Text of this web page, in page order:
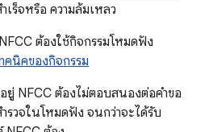
ร็จหรือ ความล้มเหลว
ต้องใช้กิจกรรมโหมดฟัง
คนิคของกิจกรรม
ยู่ NFCC ต้องไม่ตอบสนองต่อคำขอ
รวจในโหมดฟัง จนกว่าจะได้รับ